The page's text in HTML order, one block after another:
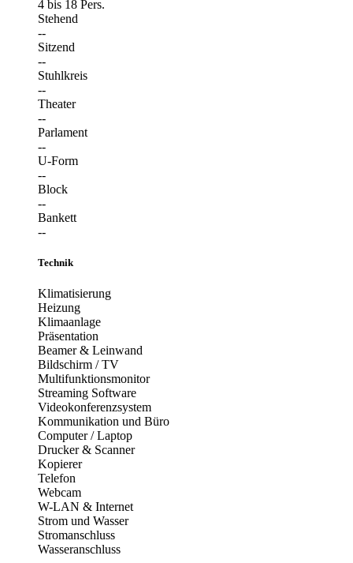
4 bis 18 Pers.
Stehend
--
Sitzend
--
Stuhlkreis
--
Theater
--
Parlament
--
U-Form
--
Block
--
Bankett
--
Technik
Klimatisierung
Heizung
Klimaanlage
Präsentation
Beamer & Leinwand
Bildschirm / TV
Multifunktionsmonitor
Streaming Software
Videokonferenzsystem
Kommunikation und Büro
Computer / Laptop
Drucker & Scanner
Kopierer
Telefon
Webcam
W-LAN & Internet
Strom und Wasser
Stromanschluss
Wasseranschluss